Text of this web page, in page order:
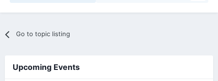
Go to topic listing
Upcoming Events